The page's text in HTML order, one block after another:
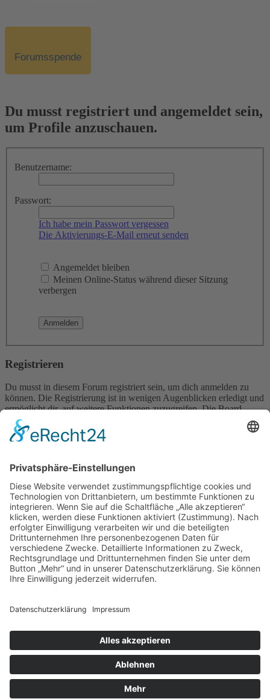
Forumsspende
Du musst registriert und angemeldet sein,
um Profile anzuschauen.
Benutzername:
Passwort:
Ich habe mein Passwort vergessen
Die Aktivierungs-E-Mail erneut senden
Angemeldet bleiben
Meinen Online-Status während dieser Sitzung
verbergen
Registrieren
Du musst in diesem Forum registriert sein, um dich anmelden zu
können. Die Registrierung ist in wenigen Augenblicken erledigt und
ermöglicht dir, auf weitere Funktionen zuzugreifen. Die Board-
Administration kann registrierten Benutzern auch zusätzliche
Berechtigungen zuweisen. Beachte bitte unsere
Nutzungsbedingungen und die verwandten Regelungen, bevor du
wenn du dich in diesem Board bewegst.
Nutzungsbedingungen|Datenschutzerklärung
Registrieren
Foren-Übersicht
Alle Zeiten sindUTC+02:00
Alle Cookies löschen
Powered byphpBB® Forum Software © phpBB Limited
Nutzungsbedingungen
Time: 0.020s
| Peak Memory Usage: 10.36 MiB | GZIP: Off